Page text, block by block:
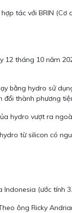
tác với BRIN
tháng 10 năm
bằng hydro sử
thành phương
hydro vượt ra
từ silicon có
(ước tính
ông Ricky